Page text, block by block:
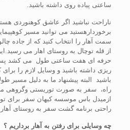
ساعتی پیاده روی داشته باشید.
ناراحت نباشید اگر عاشق کوهنوردی
برخوردارهستید می توانید مسیر
سمت آهار را انتخاب کنید که از جاده
از قله توچال به روستای اهار می
حرفه ای هفت ساعتی طول می کشد پس
ریزی داشته باشید و وسایل لازم را
باشید البته پیشنهاد ما به دلیل مسیر
راه، سفر به صورت توریستی وگروهی
ازمیدل باس موسسه کیهان سفر برای
راحتی برنامه گشت سفر به روستای آهار
چه وسایلی برای رفتن به آهار برداریم ؟